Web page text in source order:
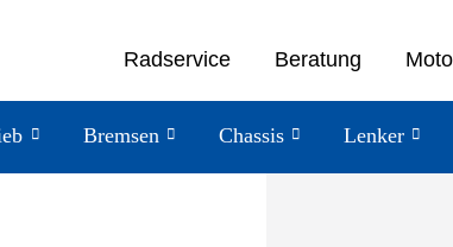
Radservice Beratung
Bremsen Chassis Lenker